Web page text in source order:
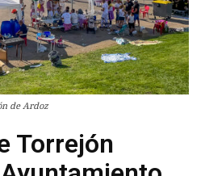
de Ardoz
Torrejón